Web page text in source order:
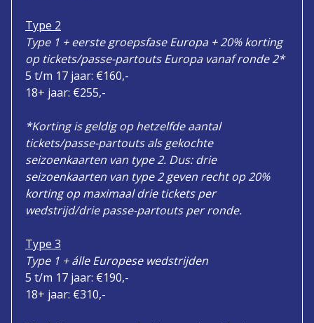
Type 2
Type 1 + eerste groepsfase Europa + 20% korting
op tickets/passe-partouts Europa vanaf ronde 2*
5 t/m 17 jaar: €160,-
18+ jaar: €255,-
*Korting is geldig op hetzelfde aantal
tickets/passe-partouts als gekochte
seizoenkaarten van type 2. Dus: drie
seizoenkaarten van type 2 geven recht op 20%
korting op maximaal drie tickets per
wedstrijd/drie passe-partouts per ronde.
Type 3
Type 1 + álle Europese wedstrijden
5 t/m 17 jaar: €190,-
18+ jaar: €310,-